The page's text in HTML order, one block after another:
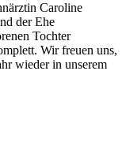
Caroline
der Ehe
Tochter
Wir freuen uns,
wieder in unserem